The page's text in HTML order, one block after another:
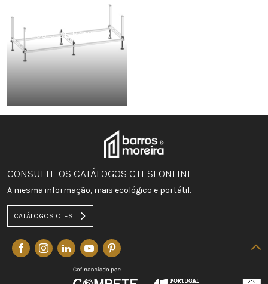
CHASSIS DE BANHEIRA
CONSULTE OS CATÁLOGOS CTESI ONLINE
A mesma informação, mais ecológico e portátil.
CATÁLOGOS CTESI